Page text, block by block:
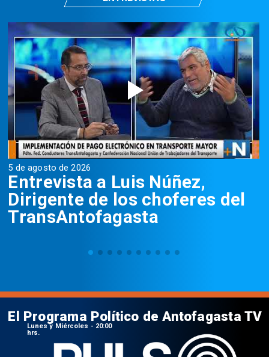
5 de agosto de 2026
Entrevista a Luis Núñez,
Dirigente de los choferes del
TransAntofagasta
El Programa Político de Antofagasta TV
Lunes y Miércoles - 20:00
hrs.